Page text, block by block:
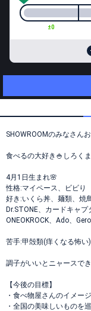
±0
SHOWROOMのみなさんお
4月1日生まれ🌸
性格:マイペース、ビビり
好き:いくら丼、麺類、焼
Dr.STONE、カードキャ
ONEOKROCK、Ado、
苦手:甲殻類(痒くなる怖
調子がいいとニャースで
【今後の目標】
・食べ物屋さんのイメー
・全国の美味しいものを